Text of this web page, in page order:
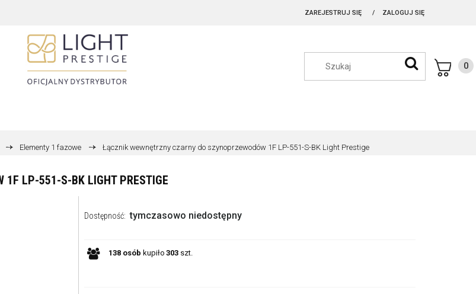
ZAREJESTRUJ SIĘ ZALOGUJ SIĘ
Elementy 1 fazowe Łącznik wewnętrzny czarny do szynoprzewodów 1F LP-551-S-BK Light Prestige
1F LP-551-S-BK LIGHT PRESTIGE
Dostępność: tymczasowo niedostępny
138 osób kupiło 303 szt.